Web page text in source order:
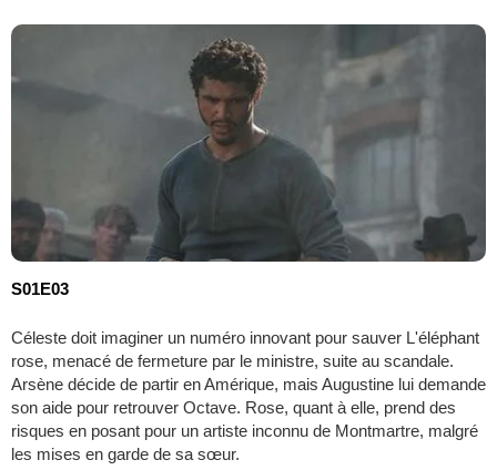
S01E03
Céleste doit imaginer un numéro innovant pour sauver L'éléphant
rose, menacé de fermeture par le ministre, suite au scandale.
Arsène décide de partir en Amérique, mais Augustine lui demande
son aide pour retrouver Octave. Rose, quant à elle, prend des
risques en posant pour un artiste inconnu de Montmartre, malgré
les mises en garde de sa sœur.